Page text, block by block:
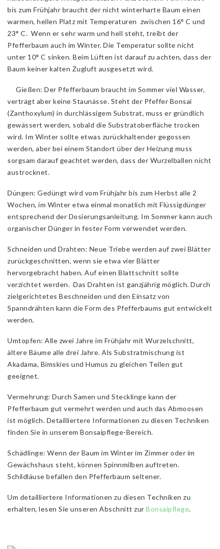
bis zum Frühjahr braucht der nicht winterharte Baum einen
warmen, hellen Platz mit Temperaturen zwischen 16° C und
23° C. Wenn er sehr warm und hell steht, treibt der
Pfefferbaum auch im Winter. Die Temperatur sollte nicht
unter 10° C sinken. Beim Lüften ist darauf zu achten, dass der
Baum keiner kalten Zugluft ausgesetzt wird.
Gießen: Der Pfefferbaum braucht im Sommer viel Wasser,
verträgt aber keine Staunässe. Steht der Pfeffer Bonsai
(Zanthoxylum) in durchlässigem Substrat, muss er gründlich
gewässert werden, sobald die Substratoberfläche trocken
wird. Im Winter sollte etwas zurückhaltender gegossen
werden, aber bei einem Standort über der Heizung muss
sorgsam darauf geachtet werden, dass der Wurzelballen nicht
austrocknet.
Düngen: Gedüngt wird vom Frühjahr bis zum Herbst alle 2
Wochen, im Winter etwa einmal monatlich mit Flüssigdünger
entsprechend der Dosierungsanleitung. Im Sommer kann auch
organischer Dünger in fester Form verwendet werden.
Schneiden und Drahten: Neue Triebe werden auf zwei Blätter
zurückgeschnitten, wenn sie etwa vier Blätter
hervorgebracht haben. Auf einen Blattschnitt sollte
verzichtet werden. Das Drahten ist ganzjährig möglich. Durch
zielgerichtetes Beschneiden und den Einsatz von
Spanndrähten kann die Form des Pfefferbaums gut entwickelt
werden.
Umtopfen: Alle zwei Jahre im Frühjahr mit Wurzelschnitt,
ältere Bäume alle drei Jahre. Als Substratmischung ist
Akadama, Bimskies und Humus zu gleichen Teilen gut
geeignet.
Vermehrung: Durch Samen und Stecklinge kann der
Pfefferbaum gut vermehrt werden und auch das Abmoosen
ist möglich. Detailliertere Informationen zu diesen Techniken
finden Sie in unserem Bonsaipflege-Bereich.
Schädlinge: Wenn der Baum im Winter im Zimmer oder im
Gewächshaus steht, können Spinnmilben auftreten.
Schildläuse befallen den Pfefferbaum seltener.
Um detailliertere Informationen zu diesen Techniken zu
erhalten, lesen Sie unseren Abschnitt zur Bonsaipflege.